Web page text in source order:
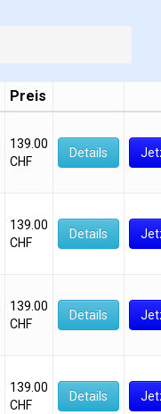
Preis
139.00
CHF
Details
139.00
CHF
Details
139.00
CHF
Details
139.00
CHF
Details